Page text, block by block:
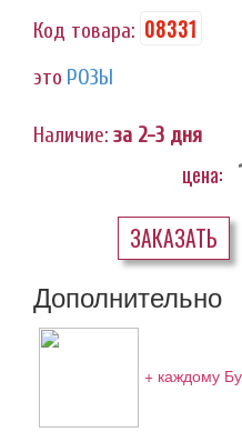
Код товара: 08331
это РОЗЫ
Наличие: за 2-3 дня
цена:
ЗАКАЗАТЬ
Дополнительно
+ каждому